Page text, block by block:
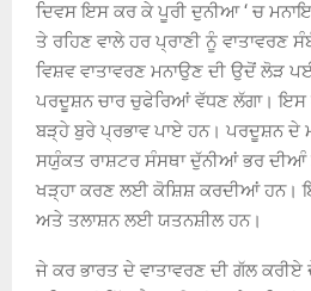
ਦਿਵਸ ਇਸ ਕਰ ਕੇ ਪੂਰੀ ਦੁਨੀਆ ‘ ਚ
ਤੇ ਰਹਿਣ ਵਾਲੇ ਹਰ ਪ੍ਰਾਣੀ ਨੂੰ ਵਾਤਾਵਰਣ
ਵਿਸ਼ਵ ਵਾਤਾਵਰਣ ਮਨਾਉਣ ਦੀ ਉਦੋਂ ਲੋੜ
ਪਰਦੂਸ਼ਨ ਚਾਰ ਚੁਫੇਰਿਆਂ ਵੱਧਣ ਲੱਗਾ।
ਬੜ੍ਹੇ ਬੁਰੇ ਪ੍ਰਭਾਵ ਪਾਏ ਹਨ। ਪਰਦੂਸ਼ਨ ਦੇ
ਸਯੁੰਕਤ ਰਾਸ਼ਟਰ ਸੰਸਥਾ ਦੁੱਨੀਆਂ ਭਰ ਦੀਆੰ
ਖੜ੍ਹਾ ਕਰਣ ਲਈ ਕੋਸ਼ਿਸ਼ ਕਰਦੀਆਂ ਹਨ।
ਅਤੇ ਤਲਾਸ਼ਨ ਲਈ ਯਤਨਸ਼ੀਲ ਹਨ।
ਜੇ ਕਰ ਭਾਰਤ ਦੇ ਵਾਤਾਵਰਣ ਦੀ ਗੱਲ